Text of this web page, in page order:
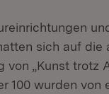
sich auf die
von „Kunst trotz
100 wurden von